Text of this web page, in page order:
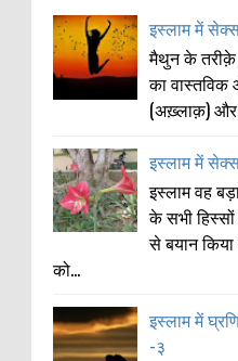
इस्लाम में
मैथुन के तरीक़े
का वास्तविक
(अख़्लाक़) और
इस्लाम में
इस्लाम वह
के सभी हिस्सों
से बयान
को...
इस्लाम में
-३